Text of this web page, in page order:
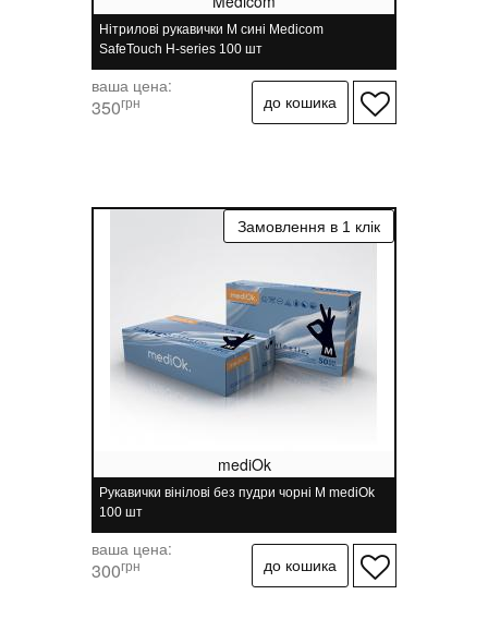
Нітрилові рукавички M сині Medicom
SafeTouch H-series 100 шт
ваша цена:
350грн
mediOk
Рукавички вінілові без пудри чорні M mediOk
100 шт
ваша цена:
300грн